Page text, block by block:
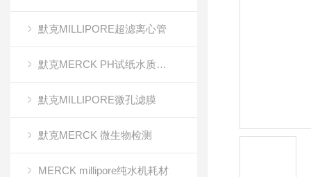
默克MILLIPORE超滤离心管
默克MERCK PH试纸水质分析
默克MILLIPORE微孔滤膜
默克MERCK 微生物检测
MERCK millipore纯水机耗材